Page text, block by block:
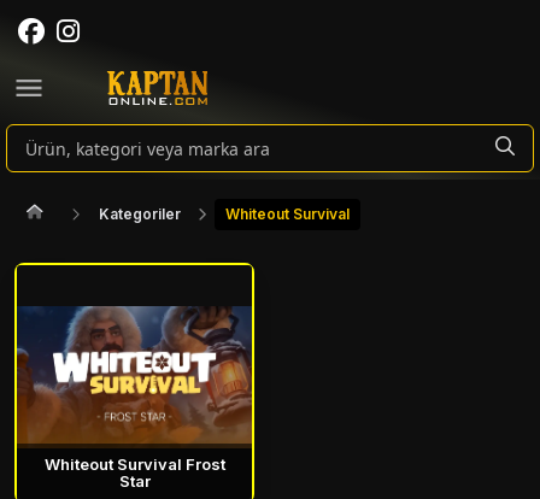
Kategoriler Whiteout Survival
Whiteout Survival Frost
Star